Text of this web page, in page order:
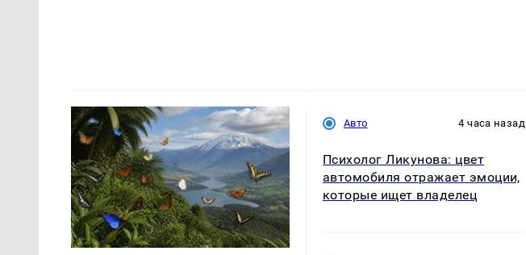
Авто 4 часа назад
Психолог Ликунова: цвет
автомобиля отражает эмоции,
которые ищет владелец